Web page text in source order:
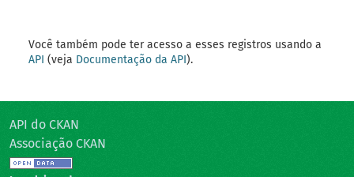
Você também pode ter acesso a esses registros usando a
API (veja Documentação da API).
API do CKAN
Associação CKAN